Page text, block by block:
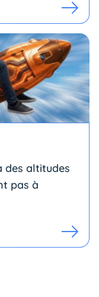
des altitudes
pas à